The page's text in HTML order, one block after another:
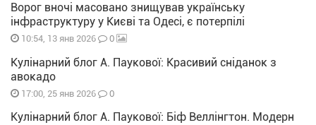
Ворог вночі масовано знищував українську
інфраструктуру у Києві та Одесі, є потерпілі
10:54, 13 янв 2026 0
Кулінарний блог А. Паукової: Красивий сніданок з
авокадо
17:00, 25 янв 2026 0
Кулінарний блог А. Паукової: Біф Веллінгтон. Модерн